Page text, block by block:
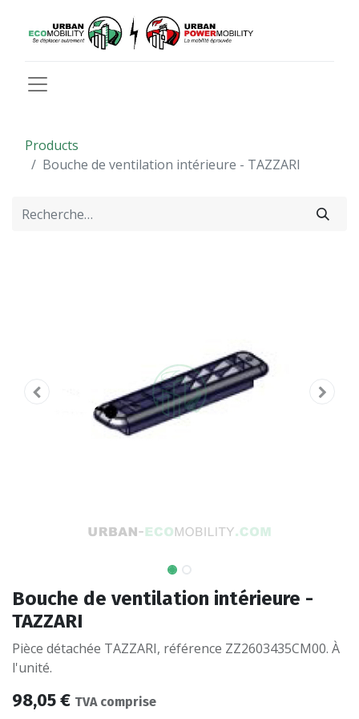
Products
Bouche de ventilation intérieure - TAZZARI
Bouche de ventilation intérieure -
TAZZARI
Pièce détachée TAZZARI, référence ZZ2603435CM00. À
l'unité.
98,05€ TVA comprise